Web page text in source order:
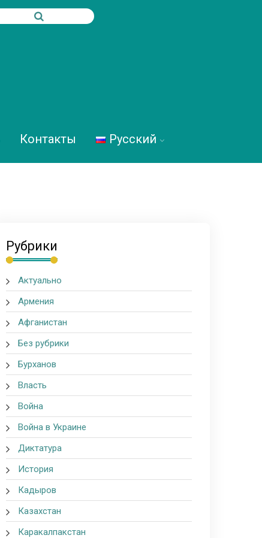
Контакты Русский
Рубрики
Актуально
Армения
Афганистан
Без рубрики
Бурханов
Власть
Война
Война в Украине
Диктатура
История
Кадыров
Казахстан
Каракалпакстан